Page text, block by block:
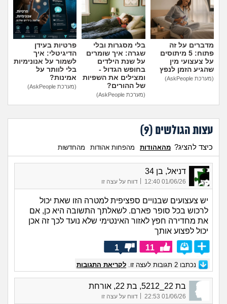
מה שעובר עליי
שומרים על הגוף
פיננסי וכלכלה
בין הסדינים
חיות מחמד
גאווה
מדברים על זה
פתוח: 5 מיתוסים
על צעצועי מין
שהגיע הזמן לנפץ
(מערכת AskPeople)
בלי מסגרות ובלי
שגרה: איך שומרים
על שנת הילדים
בחופש הגדול -
ומצילים את השפיות
של ההורים?
(מערכת AskPeople)
פרטיות בעידן
הדיגיטלי: איך
לשמור על אנונימיות
בלי לוותר על
אמינות?
(מערכת AskPeople)
עצות הגולשים (9
)
כיצד להציג? מהאהודות מהפחות אהודות מהחדשות
דניאל, בן 34
01/06/26 12:40
| דווח על עצה זו
יש צעצועים שבנויים ספציפית למטרה הזו שאת יכול
לרכוש בכל סופר פארם. לשאלתך התשובה היא כן, אם
את מחדירה חפץ לאזור האינטימי שלא נועד לכך זה אכן
יכול לפצוע אותך
11
1
נכתבו 2 תגובות לעצה זו. לקריאת התגובות
בת 22_5212, בת 22, אורחת
01/06/26 22:53 דווח על עצה זו